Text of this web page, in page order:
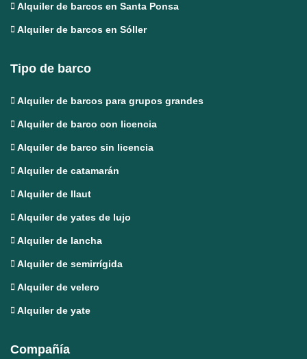
Alquiler de barcos en Santa Ponsa
Alquiler de barcos en Sóller
Tipo de barco
Alquiler de barcos para grupos grandes
Alquiler de barco con licencia
Alquiler de barco sin licencia
Alquiler de catamarán
Alquiler de llaut
Alquiler de yates de lujo
Alquiler de lancha
Alquiler de semirrígida
Alquiler de velero
Alquiler de yate
Compañía